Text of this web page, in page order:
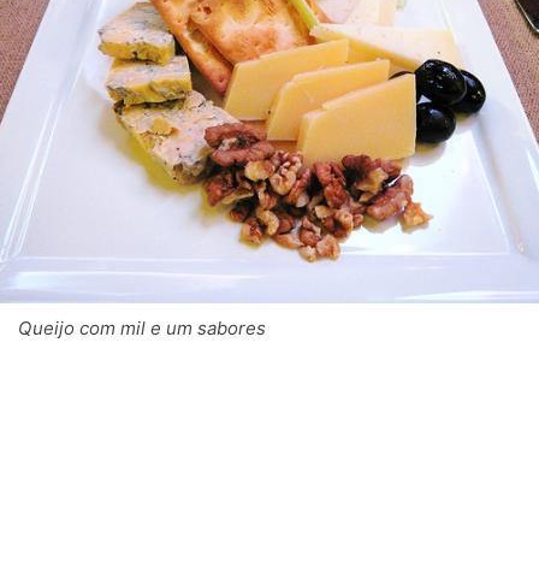
Queijo com mil e um sabores